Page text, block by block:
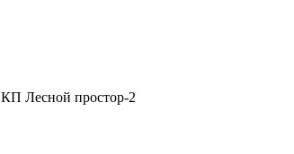
КП Лесной простор-2